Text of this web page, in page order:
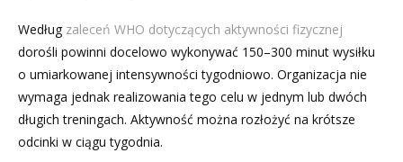
Według zaleceń WHO dotyczących aktywności fizycznej
dorośli powinni docelowo wykonywać 150–300 minut wysiłku
o umiarkowanej intensywności tygodniowo. Organizacja nie
wymaga jednak realizowania tego celu w jednym lub dwóch
długich treningach. Aktywność można rozłożyć na krótsze
odcinki w ciągu tygodnia.